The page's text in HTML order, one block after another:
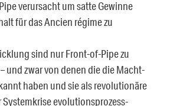
verursacht um satte Gewinne
für das Ancien régime zu
sind nur Front-of-Pipe zu
und zwar von denen die die Macht-
haben und sie als revolutionäre
Systemkrise evolutionsprozess-